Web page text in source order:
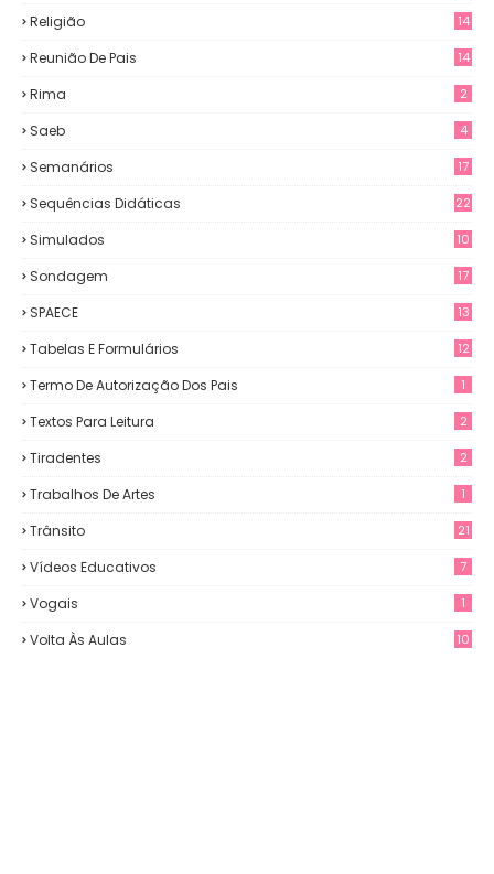
Religião 14
Reunião De Pais 14
Rima 2
Saeb 4
Semanários 17
Sequências Didáticas 22
Simulados 10
Sondagem 17
SPAECE 13
Tabelas E Formulários 12
Termo De Autorização Dos Pais 1
Textos Para Leitura 2
Tiradentes 2
Trabalhos De Artes 1
Trânsito 21
Vídeos Educativos 7
Vogais 1
Volta Às Aulas
10